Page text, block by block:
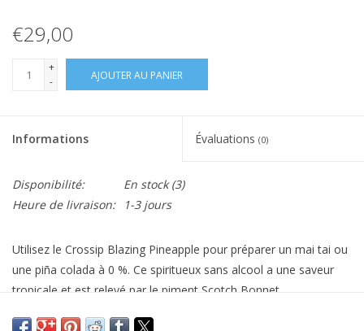
€29,00
+
-
AJOUTER AU PANIER
Informations Évaluations (0)
Disponibilité: En stock(3)
Heure de livraison:
1-3 jours
Utilisez le Crossip Blazing Pineapple pour préparer un mai tai ou
une piña colada à 0 %. Ce spiritueux sans alcool a une saveur
tropicale et est relevé par le piment Scotch Bonnet.